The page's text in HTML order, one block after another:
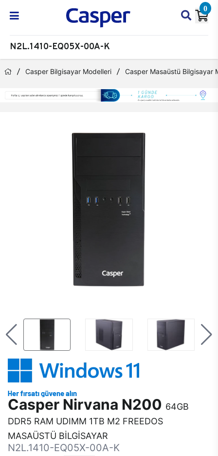
0
N2L.1410-EQ05X-00A-K
Casper Bilgisayar Modelleri Casper Masaüstü Bilgisayar
Casper Nirvana N200 64GB
DDR5 RAM UDIMM 1TB M2 FREEDOS
MASAÜSTÜ BİLGİSAYAR
N2L.1410-EQ05X-00A-K